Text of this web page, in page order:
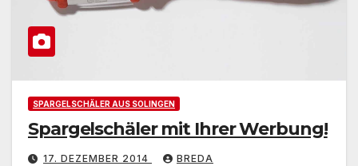
SPARGELSCHÄLER AUS SOLINGEN
Spargelschäler mit Ihrer Werbung!
17. DEZEMBER 2014 BREDA